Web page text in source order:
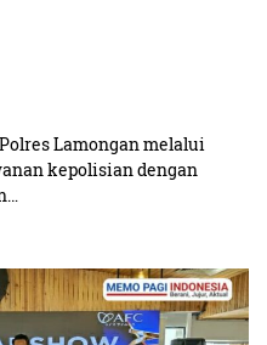
Lamongan melalui
kepolisian dengan